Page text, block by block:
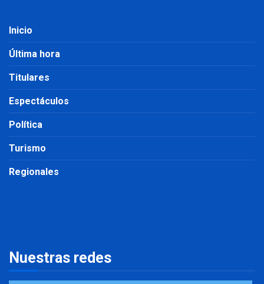
Inicio
Última hora
Titulares
Espectáculos
Política
Turismo
Regionales
Nuestras redes